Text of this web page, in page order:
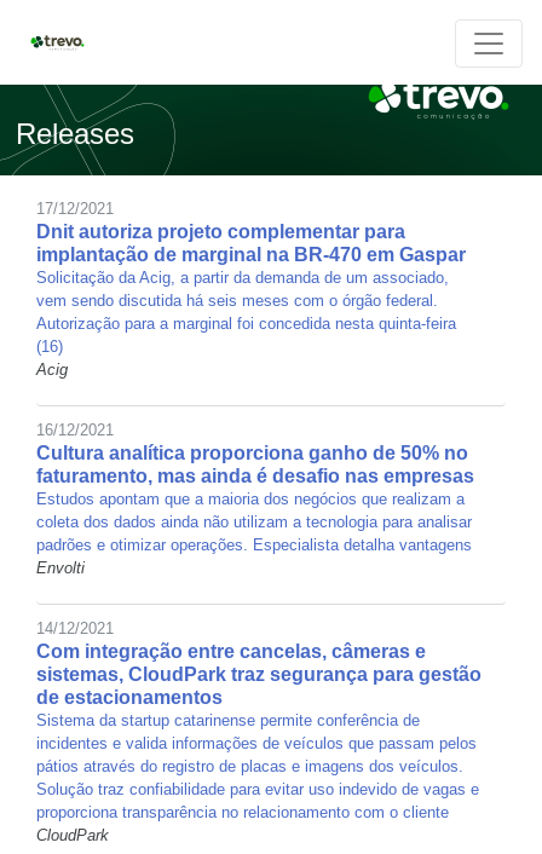
Releases
17/12/2021
Dnit autoriza projeto complementar para
implantação de marginal na BR-470 em Gaspar
Solicitação da Acig, a partir da demanda de um associado,
vem sendo discutida há seis meses com o órgão federal.
Autorização para a marginal foi concedida nesta quinta-feira
(16)
Acig
16/12/2021
Cultura analítica proporciona ganho de 50% no
faturamento, mas ainda é desafio nas empresas
Estudos apontam que a maioria dos negócios que realizam a
coleta dos dados ainda não utilizam a tecnologia para analisar
padrões e otimizar operações. Especialista detalha vantagens
Envolti
14/12/2021
Com integração entre cancelas, câmeras e
sistemas, CloudPark traz segurança para gestão
de estacionamentos
Sistema da startup catarinense permite conferência de
incidentes e valida informações de veículos que passam pelos
pátios através do registro de placas e imagens dos veículos.
Solução traz confiabilidade para evitar uso indevido de vagas e
proporciona transparência no relacionamento com o cliente
CloudPark